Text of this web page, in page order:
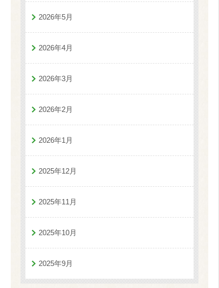
2026年5月
2026年4月
2026年3月
2026年2月
2026年1月
2025年12月
2025年11月
2025年10月
2025年9月